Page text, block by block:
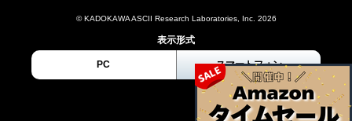
© KADOKAWA ASCII Research Laboratories, Inc. 2026
表示形式
PC スマートフォン